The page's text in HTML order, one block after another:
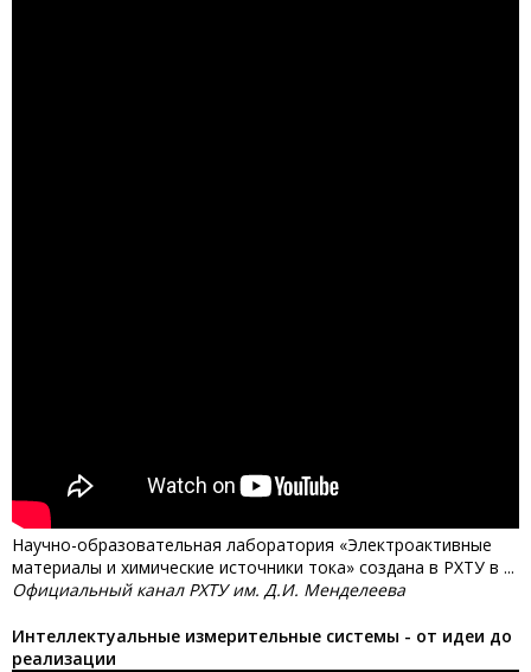
Научно-образовательная лаборатория «Электроактивные
материалы и химические источники тока» создана в РХТУ в ...
Официальный канал РХТУ им. Д.И. Менделеева
Интеллектуальные измерительные системы - от идеи до
реализации